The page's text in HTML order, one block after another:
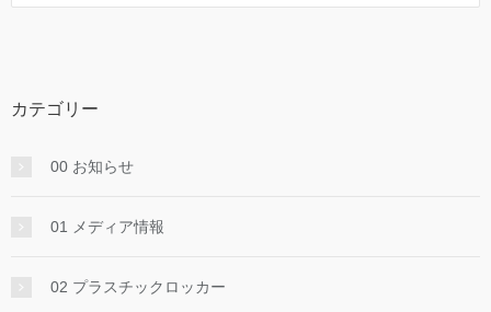
カテゴリー
00 お知らせ
01 メディア情報
02 プラスチックロッカー